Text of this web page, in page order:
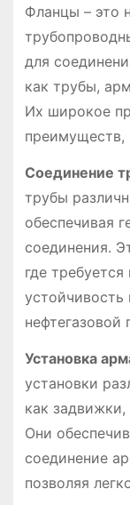
Фланцы – это
для
как трубы,
Их широкое
преимуществ,
Соединение
трубы
обеспечивая
соединения.
где
Установка
установки
как
Они
соединение
позволяя